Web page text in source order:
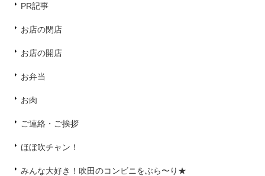
PR記事
お店の閉店
お店の開店
お弁当
お肉
ご連絡・ご挨拶
ほぼ吹チャン！
みんな大好き！吹田のコンビニをぶら〜り★